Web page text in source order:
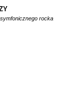
rocka